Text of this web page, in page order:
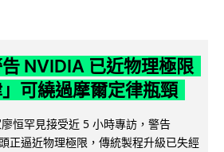
NVIDIA 已近物理極限
可繞過摩爾定律瓶頸
恒罕見接受近 5 小時專訪，警告
正逼近物理極限，傳統製程升級已失經